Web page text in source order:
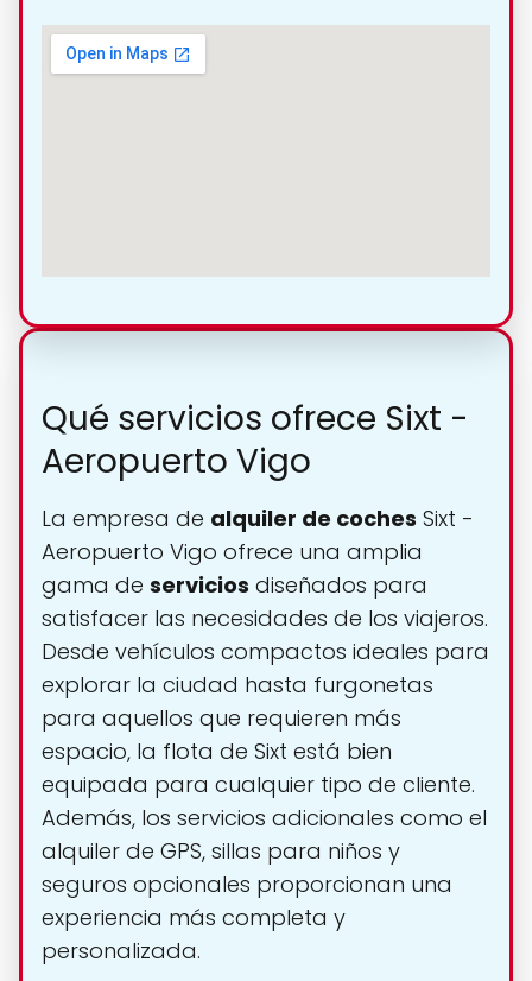
Qué servicios ofrece Sixt -
Aeropuerto Vigo
La empresa de alquiler de coches Sixt -
Aeropuerto Vigo ofrece una amplia
gama de servicios diseñados para
satisfacer las necesidades de los viajeros.
Desde vehículos compactos ideales para
explorar la ciudad hasta furgonetas
para aquellos que requieren más
espacio, la flota de Sixt está bien
equipada para cualquier tipo de cliente.
Además, los servicios adicionales como el
alquiler de GPS, sillas para niños y
seguros opcionales proporcionan una
experiencia más completa y
personalizada.